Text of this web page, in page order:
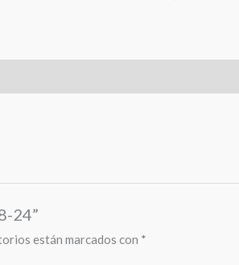
24”
están marcados con *